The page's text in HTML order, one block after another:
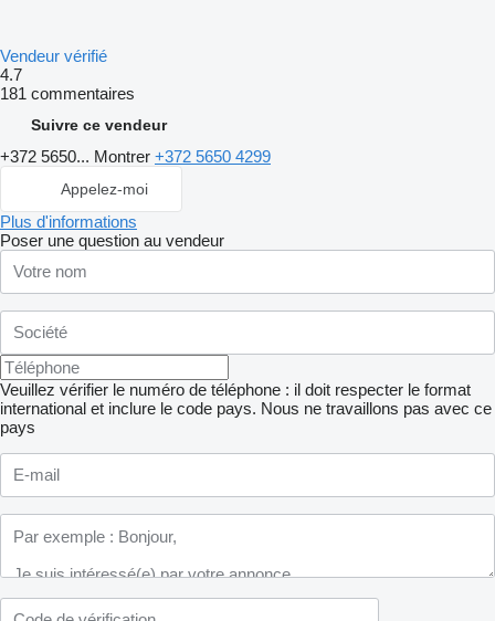
Vendeur vérifié
4.7
181 commentaires
Suivre ce vendeur
+372 5650... Montrer +372 5650 4299
Appelez-moi
Plus d'informations
Poser une question au vendeur
Veuillez vérifier le numéro de téléphone : il doit respecter le format
international et inclure le code pays. Nous ne travaillons pas avec ce
pays